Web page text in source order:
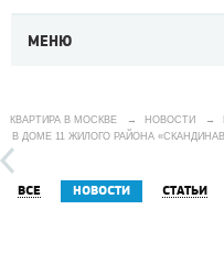
МЕНЮ
КВАРТИРА В МОСКВЕ → НОВОСТИ →
В ДОМЕ 11 ЖИЛОГО РАЙОНА
ВСЕ НОВОСТИ СТАТЬИ